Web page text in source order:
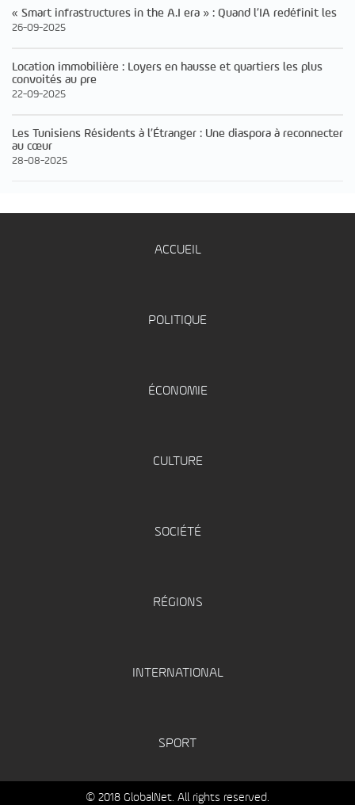
« Smart infrastructures in the A.I era » : Quand l’IA redéfinit les
26-09-2025
Location immobilière : Loyers en hausse et quartiers les plus
convoités au pre
22-09-2025
Les Tunisiens Résidents à l’Étranger : Une diaspora à reconnecter
au cœur
28-08-2025
ACCUEIL
POLITIQUE
ÉCONOMIE
CULTURE
SOCIÉTÉ
RÉGIONS
INTERNATIONAL
SPORT
© 2018 GlobalNet. All rights reserved.